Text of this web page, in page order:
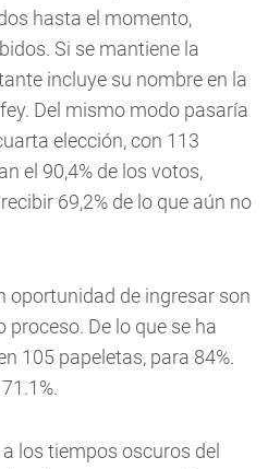
hasta el momento,
Si se mantiene la
incluye su nombre en la
Del mismo modo pasaría
elección, con 113
el 90,4% de los votos,
69,2% de lo que aún no
oportunidad de ingresar son
De lo que se ha
105 papeletas, para 84%.
los tiempos oscuros del